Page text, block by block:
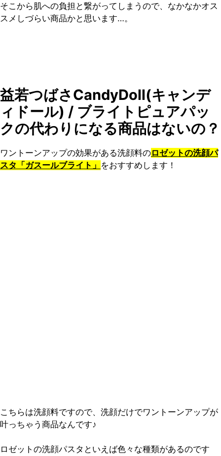
そこから肌への負担と繋がってしまうので、なかなかオス
スメしづらい商品かと思います…。
益若つばさCandyDoll(キャンデ
ィドール) / ブライトピュアパッ
クの代わりになる商品はないの？
ワントーンアップの効果がある洗顔料のロゼットの洗顔パ
スタ「ガスールブライト」 をおすすめします！
こちらは洗顔料ですので、洗顔だけでワントーンアップが
叶っちゃう商品なんです♪
ロゼットの洗顔パスタといえば色々な種類があるのです